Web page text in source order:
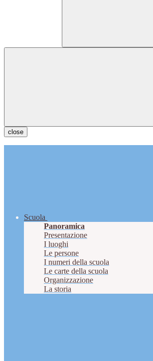
close
Scuola
Panoramica
Presentazione
I luoghi
Le persone
I numeri della scuola
Le carte della scuola
Organizzazione
La storia